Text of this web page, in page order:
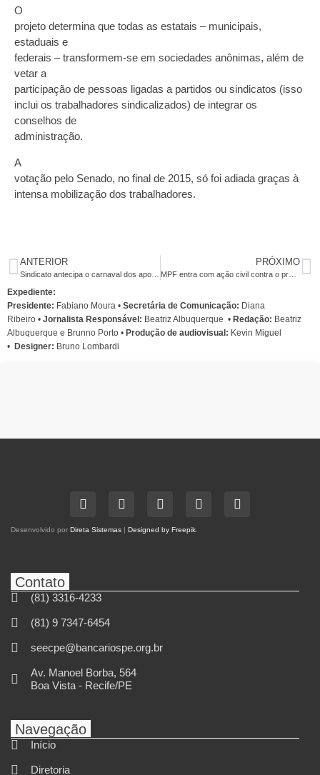
O
projeto determina que todas as estatais – municipais,
estaduais e
federais – transformem-se em sociedades anônimas, além de
vetar a
participação de pessoas ligadas a partidos ou sindicatos (isso
inclui os trabalhadores sindicalizados) de integrar os
conselhos de
administração.
A
votação pelo Senado, no final de 2015, só foi adiada graças à
intensa mobilização dos trabalhadores.
ANTERIOR PRÓXIMO
MPF entra com ação civil contra o programa Cidade Alerta
Expediente:
Presidente: Fabiano Moura • Secretária de Comunicação: Diana
Ribeiro • Jornalista Responsável: Beatriz Albuquerque • Redação: Beatriz
Albuquerque e Brunno Porto • Produção de audiovisual: Kevin Miguel
• Designer: Bruno Lombardi
Desenvolvido por Direta Sistemas | Designed by Freepik
Contato
(81) 3316-4233
(81) 9 7347-6454
seecpe@bancariospe.org.br
Av. Manoel Borba, 564
Boa Vista - Recife/PE
Navegação
Início
Diretoria